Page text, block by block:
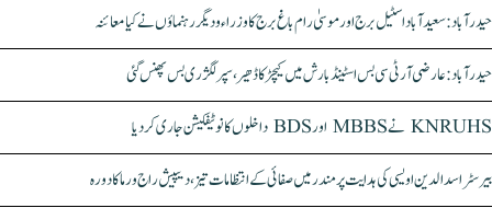
حیدرآباد: سعیدآباد اسٹیل برج اور موسیٰ رام باغ برج کا وزراء و دیگر رہنماؤں نے کیا معائنہ
حیدرآباد: عارضی آر ٹی سی بس اسٹینڈ بارش میں کیچڑ کا ڈھیر، سپر لگژری بس پھنس گئی
KNRUHS نے MBBS اور BDS داخلوں کا نوٹیفکیشن جاری کر دیا
بیرسٹر اسدالدین اویسی کی ہدایت پر مندر میں صفائی کے انتظامات تیز، دیپیش راج ورما کا دورہ